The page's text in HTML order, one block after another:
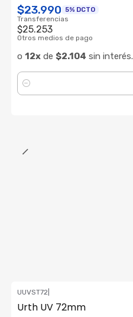
$23.990 5% DCTO
Transferencias
$25.253
Otros medios de pago
o 12xde $2.104 sin interés.
Cantidad
UUVST72|
Urth UV 72mm